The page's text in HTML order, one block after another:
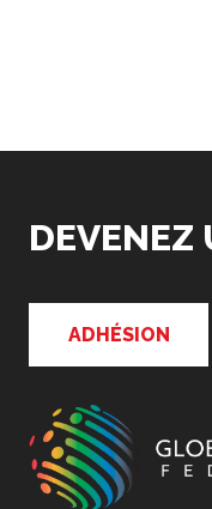
DEVENEZ
ADHÉSION